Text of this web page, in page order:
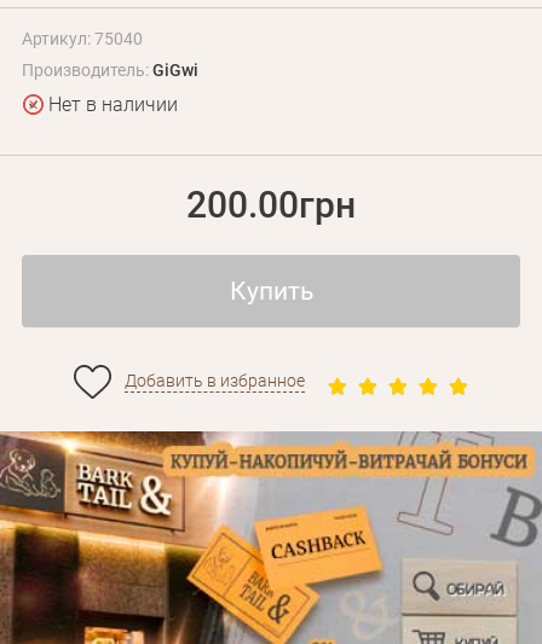
Артикул: 75040
Производитель:GiGwi
Нет в наличии
200.00грн
Купить
Добавить в избранное
Забыли пароль?
Личные данные